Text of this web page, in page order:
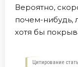
Вероятно,
почем-нибудь,
хотя бы
Цитирование